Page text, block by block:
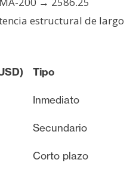
estructural de largo
Tipo
Inmediato
Secundario
Corto plazo